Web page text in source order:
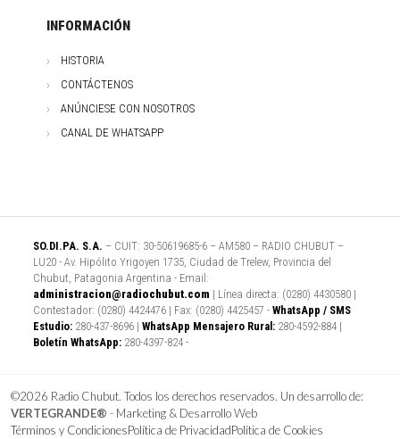
INFORMACIÓN
HISTORIA
CONTÁCTENOS
ANÚNCIESE CON NOSOTROS
CANAL DE WHATSAPP
SO.DI.PA. S.A. – CUIT: 30-50619685-6 – AM580 – RADIO CHUBUT –
LU20 - Av. Hipólito Yrigoyen 1735, Ciudad de Trelew, Provincia del
Chubut, Patagonia Argentina - Email:
administracion@radiochubut.com | Línea directa: (0280) 4430580 |
Contestador: (0280) 4424476 | Fax: (0280) 4425457 - WhatsApp / SMS
Estudio: 280-437-8696 | WhatsApp Mensajero Rural: 280-4592-884 |
Boletín WhatsApp: 280-4397-824 -
©2026 Radio Chubut. Todos los derechos reservados. Un desarrollo de:
VERTEGRANDE® - Marketing & Desarrollo Web
Términos y CondicionesPolítica de PrivacidadPolítica de Cookies